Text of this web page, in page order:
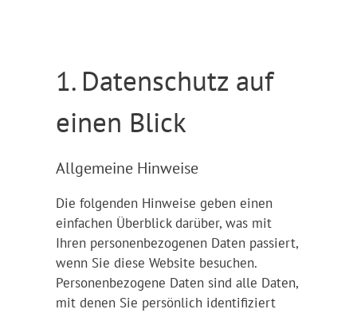
1. Datenschutz auf
einen Blick
Allgemeine Hinweise
Die folgenden Hinweise geben einen
einfachen Überblick darüber, was mit
Ihren personenbezogenen Daten passiert,
wenn Sie diese Website besuchen.
Personenbezogene Daten sind alle Daten,
mit denen Sie persönlich identifiziert